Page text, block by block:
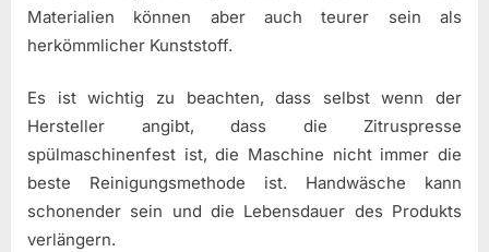
Materialien können aber auch teurer sein als
herkömmlicher Kunststoff.
Es ist wichtig zu beachten, dass selbst wenn der
Hersteller angibt, dass die Zitruspresse
spülmaschinenfest ist, die Maschine nicht immer die
beste Reinigungsmethode ist. Handwäsche kann
schonender sein und die Lebensdauer des Produkts
verlängern.